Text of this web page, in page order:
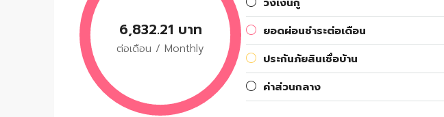
6,832.21 บาท
ต่อเดือน / Monthly
วงเงินกู้
ยอดผ่อนชำระต่อเดือน
ประกันภัยสินเชื่อบ้าน
ค่าส่วนกลาง